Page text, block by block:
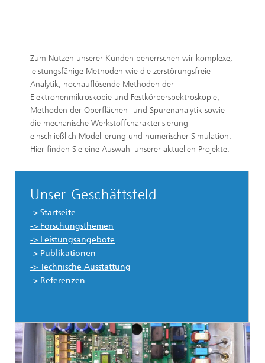
Zum Nutzen unserer Kunden beherrschen wir komplexe,
leistungsfähige Methoden wie die zerstörungsfreie
Analytik, hochauflösende Methoden der
Elektronenmikroskopie und Festkörperspektroskopie,
Methoden der Oberflächen- und Spurenanalytik sowie
die mechanische Werkstoffcharakterisierung
einschließlich Modellierung und numerischer Simulation.
Hier finden Sie eine Auswahl unserer aktuellen Projekte.
Unser Geschäftsfeld
-> Startseite
-> Forschungsthemen
-> Leistungsangebote
-> Publikationen
-> Technische Ausstattung
-> Referenzen